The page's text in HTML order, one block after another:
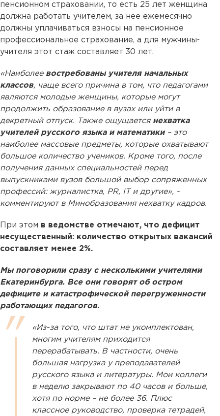
пенсионном страховании, то есть 25 лет женщина
должна работать учителем, за нее ежемесячно
должны уплачиваться взносы на пенсионное
профессиональное страхование, а для мужчины-
учителя этот стаж составляет 30 лет.
«Наиболее востребованы учителя начальных
классов, чаще всего причина в том, что педагогами
являются молодые женщины, которые могут
продолжить образование в вузах или уйти в
декретный отпуск. Также ощущается нехватка
учителей русского языка и математики– это
наиболее массовые предметы, которые охватывают
большое количество учеников. Кроме того, после
получения данных специальностей перед
выпускниками вузов большой выбор сопряженных
профессий: журналистка, PR, IT и другие», -
комментируют в Минобразования нехватку кадров.
При этом в ведомстве отмечают, что дефицит
несущественный: количество открытых вакансий
составляет менее 2%.
Мы поговорили сразу с несколькими учителями
Екатеринбурга. Все они говорят об остром
дефиците и катастрофической перегруженности
работающих педагогов.
«Из-за того, что штат не укомплектован,
многим учителям приходится
перерабатывать. В частности, очень
большая нагрузка у преподавателей
русского языка и литературы. Мои коллеги
в неделю закрывают по 40 часов и больше,
хотя по норме – не более 36. Плюс
классное руководство, проверка тетрадей,